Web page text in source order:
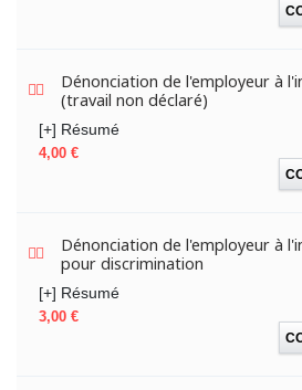
Dénonciation de l'employeur à
(travail non déclaré)
[+] Résumé
Prix
4,00 €
Dénonciation de l'employeur à
pour discrimination
[+] Résumé
Prix
3,00 €